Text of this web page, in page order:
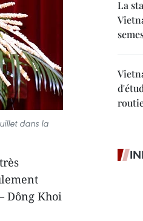
dans la
Dông Khoi
La